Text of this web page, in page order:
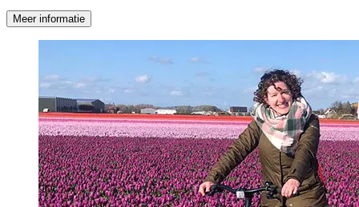
Meer informatie